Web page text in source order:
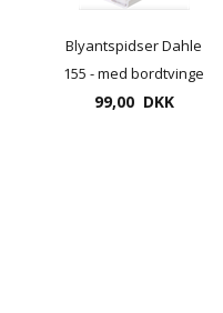
Blyantspidser Dahle
155 - med bordtvinge
99,00 DKK